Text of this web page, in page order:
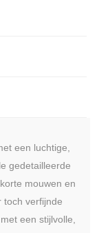
een luchtige,
gedetailleerde
mouwen en
toch verfijnde
een stijlvolle,